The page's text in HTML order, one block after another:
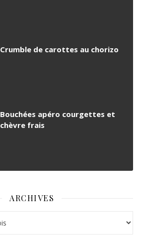
Crumble de carottes au chorizo
Bouchées apéro courgettes et
chèvre frais
ARCHIVES